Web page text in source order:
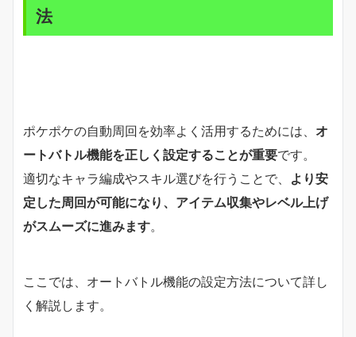
法
ポケポケの自動周回を効率よく活用するためには、 オ
ートバトル機能を正しく設定することが重要です。
適切なキャラ編成やスキル選びを行うことで、 より安
定した周回が可能になり、アイテム収集やレベル上げ
がスムーズに進みます。
ここでは、オートバトル機能の設定方法について詳し
く解説します。